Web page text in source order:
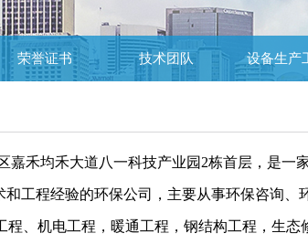
荣誉证书 技术团队 设备生产
嘉禾均禾大道八一科技产业园2栋首层，是一
工程经验的环保公司，主要从事环保咨询
、机电工程，暖通工程，钢结构工程，生